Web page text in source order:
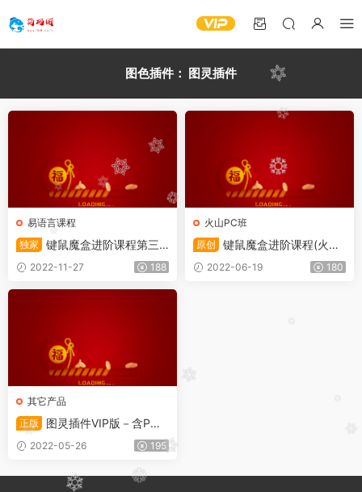
图色插件： 图灵插件
易语言课程
独家
键鼠魔盒进阶课程第三
季(易语言版+大漠)-防封防检
测
2022-11-27 188
火山PC班
原创
键鼠魔盒进阶课程(火山
PC版+大漠+图灵)-防封防检测
(2022)
2022-06-19 180
其它产品
正版
图灵插件VIP版－含P
C、按键精灵与懒人精灵版本
(支持安卓与IOS)
2022-05-26 195